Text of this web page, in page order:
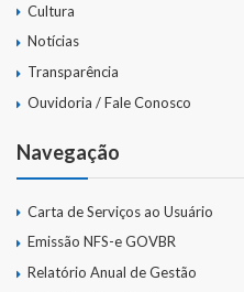
Cultura
Notícias
Transparência
Ouvidoria / Fale Conosco
Navegação
Carta de Serviços ao Usuário
Emissão NFS-e GOVBR
Relatório Anual de Gestão